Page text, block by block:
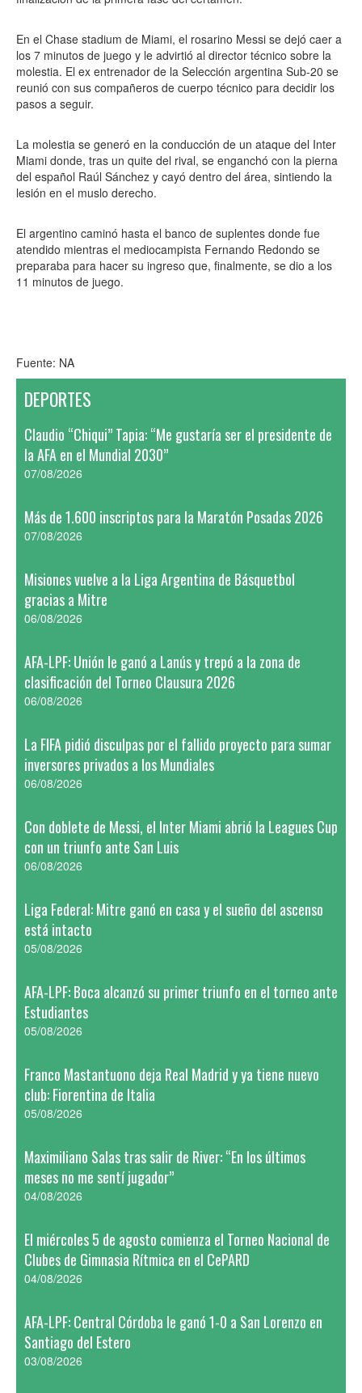
En el Chase stadium de Miami, el rosarino Messi se dejó caer a
los 7 minutos de juego y le advirtió al director técnico sobre la
molestia. El ex entrenador de la Selección argentina Sub-20 se
reunió con sus compañeros de cuerpo técnico para decidir los
pasos a seguir.
La molestia se generó en la conducción de un ataque del Inter
Miami donde, tras un quite del rival, se enganchó con la pierna
del español Raúl Sánchez y cayó dentro del área, sintiendo la
lesión en el muslo derecho.
El argentino caminó hasta el banco de suplentes donde fue
atendido mientras el mediocampista Fernando Redondo se
preparaba para hacer su ingreso que, finalmente, se dio a los
11 minutos de juego.
Fuente: NA
DEPORTES
Claudio “Chiqui” Tapia: “Me gustaría ser el presidente de
la AFA en el Mundial 2030”
07/08/2026
Más de 1.600 inscriptos para la Maratón Posadas 2026
07/08/2026
Misiones vuelve a la Liga Argentina de Básquetbol
gracias a Mitre
06/08/2026
AFA-LPF: Unión le ganó a Lanús y trepó a la zona de
clasificación del Torneo Clausura 2026
06/08/2026
La FIFA pidió disculpas por el fallido proyecto para sumar
inversores privados a los Mundiales
06/08/2026
Con doblete de Messi, el Inter Miami abrió la Leagues Cup
con un triunfo ante San Luis
06/08/2026
Liga Federal: Mitre ganó en casa y el sueño del ascenso
está intacto
05/08/2026
AFA-LPF: Boca alcanzó su primer triunfo en el torneo ante
Estudiantes
05/08/2026
Franco Mastantuono deja Real Madrid y ya tiene nuevo
club: Fiorentina de Italia
05/08/2026
Maximiliano Salas tras salir de River: “En los últimos
meses no me sentí jugador”
04/08/2026
El miércoles 5 de agosto comienza el Torneo Nacional de
Clubes de Gimnasia Rítmica en el CePARD
04/08/2026
AFA-LPF: Central Córdoba le ganó 1-0 a San Lorenzo en
Santiago del Estero
03/08/2026